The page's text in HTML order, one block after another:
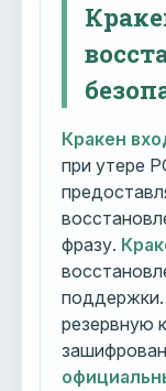
Кракен
при утере
фразу.
поддержки.
резервную